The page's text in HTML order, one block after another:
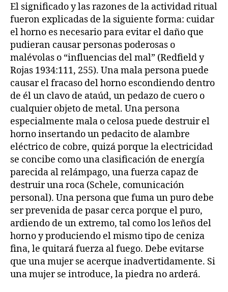
El significado y las razones de la actividad ritual
fueron explicadas de la siguiente forma: cuidar
el horno es necesario para evitar el daño que
pudieran causar personas poderosas o
malévolas o “influencias del mal” (Redfield y
Rojas 1934:111, 255). Una mala persona puede
causar el fracaso del horno escondiendo dentro
de él un clavo de ataúd, un pedazo de cuero o
cualquier objeto de metal. Una persona
especialmente mala o celosa puede destruir el
horno insertando un pedacito de alambre
eléctrico de cobre, quizá porque la electricidad
se concibe como una clasificación de energía
parecida al relámpago, una fuerza capaz de
destruir una roca (Schele, comunicación
personal). Una persona que fuma un puro debe
ser prevenida de pasar cerca porque el puro,
ardiendo de un extremo, tal como los leños del
horno y produciendo el mismo tipo de ceniza
fina, le quitará fuerza al fuego. Debe evitarse
que una mujer se acerque inadvertidamente. Si
una mujer se introduce, la piedra no arderá.